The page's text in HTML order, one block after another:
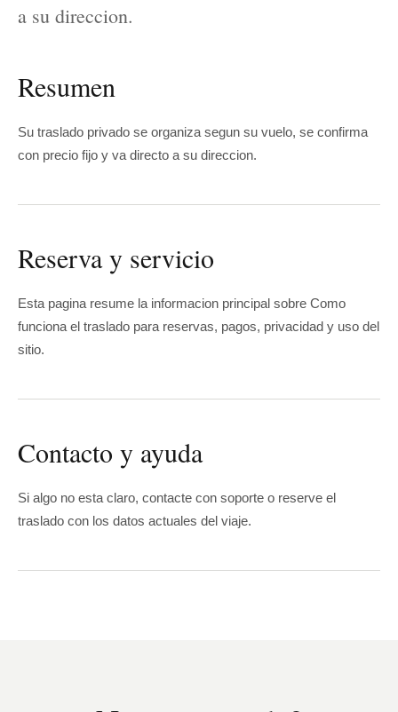
a su direccion.
Resumen
Su traslado privado se organiza segun su vuelo, se confirma
con precio fijo y va directo a su direccion.
Reserva y servicio
Esta pagina resume la informacion principal sobre Como
funciona el traslado para reservas, pagos, privacidad y uso del
sitio.
Contacto y ayuda
Si algo no esta claro, contacte con soporte o reserve el
traslado con los datos actuales del viaje.